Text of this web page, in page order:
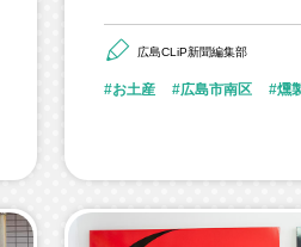
広島CLiP新聞編集部
お土産 広島市南区 燻